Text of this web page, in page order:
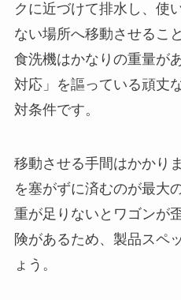
クに近づけて排水し、使
ない場所へ移動させるこ
食洗機はかなりの重量が
対応」を謳っている頑丈
対条件です。
移動させる手間はかかり
を塞がずに済むのが最大
重が足りないとワゴンが
険があるため、製品スペ
ょう。